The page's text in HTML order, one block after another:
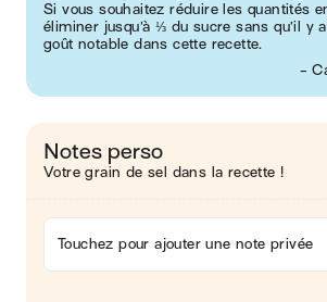
Si vous souhaitez réduire les quantités
éliminer jusqu’à ⅓ du sucre sans qu’il y
goût notable dans cette recette.
-
Notes perso
Votre grain de sel dans la recette !
Touchez pour ajouter une note privée